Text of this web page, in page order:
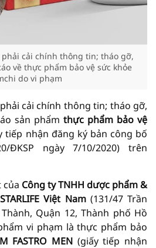
phải cải chính thông tin; tháo gỡ,
về thực phẩm bảo vệ sức khỏe
do vi phạm
cải chính thông tin; tháo gỡ,
sản phẩm thực phẩm bảo vệ
tiếp nhận đăng ký bản công bố
ĐKSP ngày 7/10/2020) trên
của Công ty TNHH dược phẩm &
Việt Nam(131/47 Trần
Quận 12, Thành phố Hồ
vi phạm là thực phẩm bảo
FASTRO MEN (giấy tiếp nhận